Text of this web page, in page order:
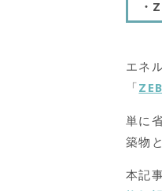
・
エネ
「
単に
築物
本記